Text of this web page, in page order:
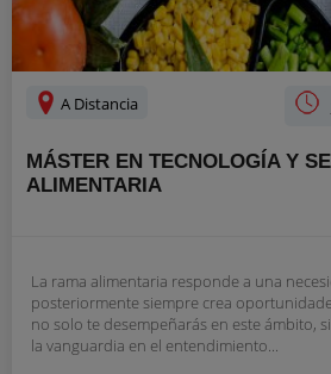
A Distancia
MÁSTER EN TECNOLOGÍA Y
ALIMENTARIA
La rama alimentaria responde a una
posteriormente siempre crea
no solo te desempeñarás en este ámbito,
la vanguardia en el entendimiento...